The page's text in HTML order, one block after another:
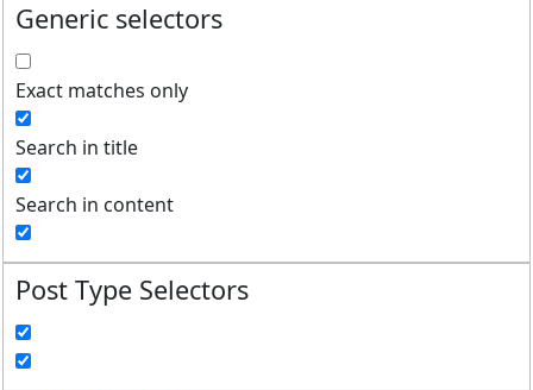
Generic selectors
Exact matches only
Search in title
Search in content
Post Type Selectors